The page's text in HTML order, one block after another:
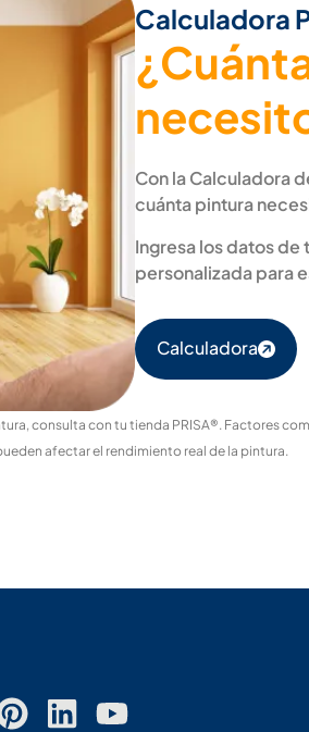
Calculadora
Con la Calculadora
cuánta pintura
Ingresa los datos
personalizada para
Calculadora
consulta con tu tienda PRISA®. Factores
afectar el rendimiento real de la pintura.